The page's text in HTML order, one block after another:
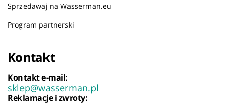
Sprzedawaj na Wasserman.eu
Program partnerski
Kontakt
Kontakt e-mail:
sklep@wasserman.pl
Reklamacje i zwroty: